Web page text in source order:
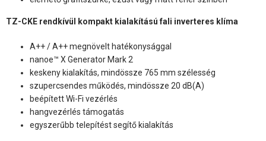
TZ-CKE rendkívül kompakt kialakítású fali inverteres klíma
A++ / A++ megnövelt hatékonysággal
nanoe™ X Generator Mark 2
keskeny kialakítás, mindössze 765 mm szélesség
szupercsendes működés, mindössze 20 dB(A)
beépített Wi-Fi vezérlés
hangvezérlés támogatás
egyszerűbb telepítést segítő kialakítás